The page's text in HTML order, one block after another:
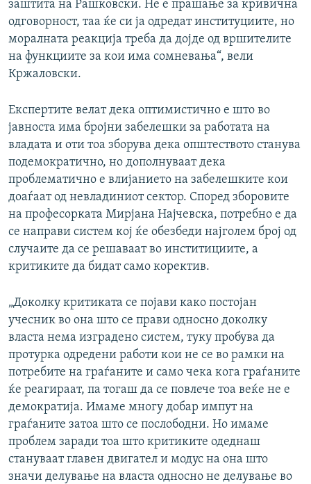
заштита на Рашковски. Не е прашање за кривична
одговорност, таа ќе си ја одредат институциите, но
моралната реакција треба да дојде од вршителите
на функциите за кои има сомневања“, вели
Кржаловски.
Експертите велат дека оптимистично е што во
јавноста има бројни забелешки за работата на
владата и оти тоа зборува дека општеството станува
подемократично, но дополнуваат дека
проблематично е влијанието на забелешките кои
доаѓаат од невладиниот сектор. Според зборовите
на професорката Мирјана Најчевска, потребно е да
се направи систем кој ќе обезбеди најголем број од
случаите да се решаваат во инститициите, а
критиките да бидат само коректив.
„Доколку критиката се појави како постојан
учесник во она што се прави односно доколку
власта нема изградено систем, туку пробува да
протурка одредени работи кои не се во рамки на
потребите на граѓаните и само чека кога граѓаните
ќе реагираат, па тогаш да се повлече тоа веќе не е
демократија. Имаме многу добар импут на
граѓаните затоа што се послободни. Но имаме
проблем заради тоа што критиките одеднаш
стануваат главен двигател и модус на она што
значи делување на власта односно не делување во